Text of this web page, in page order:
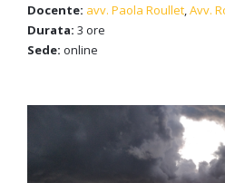
Docente: avv. Paola Roullet Avv.
Durata: 3 ore
Sede: online